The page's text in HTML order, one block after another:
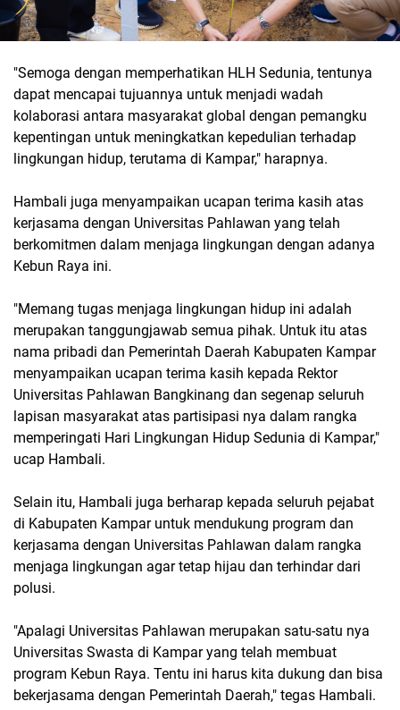
"Semoga dengan memperhatikan HLH Sedunia, tentunya
dapat mencapai tujuannya untuk menjadi wadah
kolaborasi antara masyarakat global dengan pemangku
kepentingan untuk meningkatkan kepedulian terhadap
lingkungan hidup, terutama di Kampar," harapnya.
Hambali juga menyampaikan ucapan terima kasih atas
kerjasama dengan Universitas Pahlawan yang telah
berkomitmen dalam menjaga lingkungan dengan adanya
Kebun Raya ini.
"Memang tugas menjaga lingkungan hidup ini adalah
merupakan tanggungjawab semua pihak. Untuk itu atas
nama pribadi dan Pemerintah Daerah Kabupaten Kampar
menyampaikan ucapan terima kasih kepada Rektor
Universitas Pahlawan Bangkinang dan segenap seluruh
lapisan masyarakat atas partisipasi nya dalam rangka
memperingati Hari Lingkungan Hidup Sedunia di Kampar,"
ucap Hambali.
Selain itu, Hambali juga berharap kepada seluruh pejabat
di Kabupaten Kampar untuk mendukung program dan
kerjasama dengan Universitas Pahlawan dalam rangka
menjaga lingkungan agar tetap hijau dan terhindar dari
polusi.
"Apalagi Universitas Pahlawan merupakan satu-satu nya
Universitas Swasta di Kampar yang telah membuat
program Kebun Raya. Tentu ini harus kita dukung dan bisa
bekerjasama dengan Pemerintah Daerah," tegas Hambali.